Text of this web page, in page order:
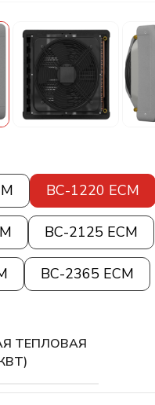
ВС-1220 ЕСМ
ВС-2125 ЕСМ
ВС-2365 ЕСМ
ТЕПЛОВАЯ